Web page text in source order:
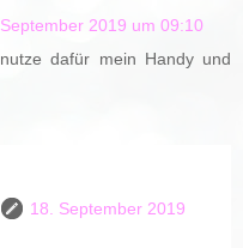
2019 um 09:10
dafür mein Handy und
18. September 2019